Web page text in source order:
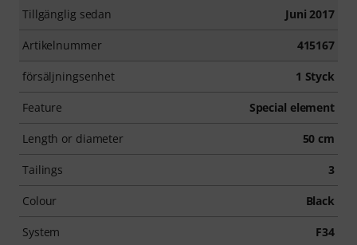
Tillgänglig sedan Juni 2017
Artikelnummer 415167
försäljningsenhet 1 Styck
Feature Special element
Length or diameter 50 cm
Tailings 3
Colour Black
System F34